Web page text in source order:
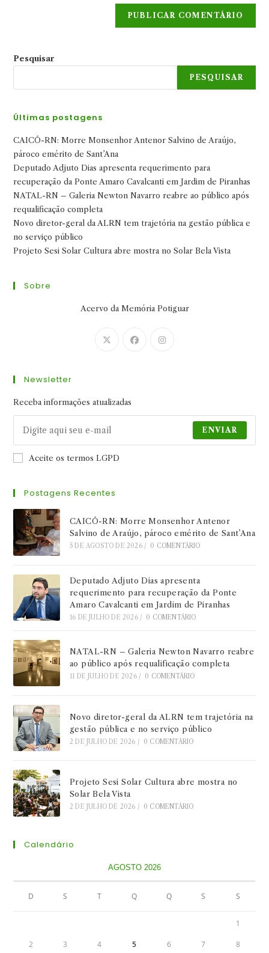
Pesquisar
PESQUISAR
Últimas postagens
CAICÓ-RN: Morre Monsenhor Antenor Salvino de Araújo,
pároco emérito de Sant’Ana
Deputado Adjuto Dias apresenta requerimento para
recuperação da Ponte Amaro Cavalcanti em Jardim de Piranhas
NATAL-RN – Galeria Newton Navarro reabre ao público após
requalificação completa
Novo diretor-geral da ALRN tem trajetória na gestão pública e
no serviço público
Projeto Sesi Solar Cultura abre mostra no Solar Bela Vista
Sobre
Acervo da Memória Potiguar
Abre
Abre
Newsletter
Receba informações atualizadas
ENVIAR
Aceite os termos LGPD
Postagens Recentes
CAICÓ-RN: Morre Monsenhor Antenor
Salvino de Araújo, pároco emérito de Sant’Ana
5 DE AGOSTO DE 2026 / 0 COMENTÁRIO
Deputado Adjuto Dias apresenta
requerimento para recuperação da Ponte
Amaro Cavalcanti em Jardim de Piranhas
16 DE JULHO DE 2026 / 0 COMENTÁRIO
NATAL-RN – Galeria Newton Navarro reabre
ao público após requalificação completa
11 DE JULHO DE 2026 / 0 COMENTÁRIO
Novo diretor-geral da ALRN tem trajetória na
gestão pública e no serviço público
2 DE JULHO DE 2026 / 0 COMENTÁRIO
Projeto Sesi Solar Cultura abre mostra no
Solar Bela Vista
2 DE JULHO DE 2026 / 0 COMENTÁRIO
Calendário
AGOSTO 2026
D S T Q Q S S
1
2 3 4 5 6 7 8